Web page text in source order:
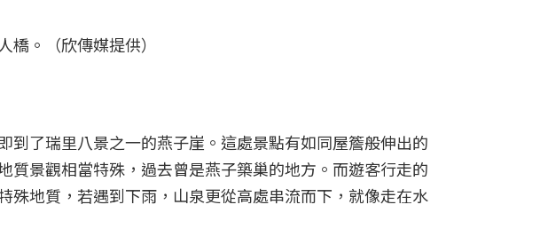
。（欣傳媒提供）
到了瑞里八景之一的燕子崖。這處景點有如同屋簷般伸出的
質景觀相當特殊，過去曾是燕子築巢的地方。而遊客行走的
殊地質，若遇到下雨，山泉更從高處串流而下，就像走在水